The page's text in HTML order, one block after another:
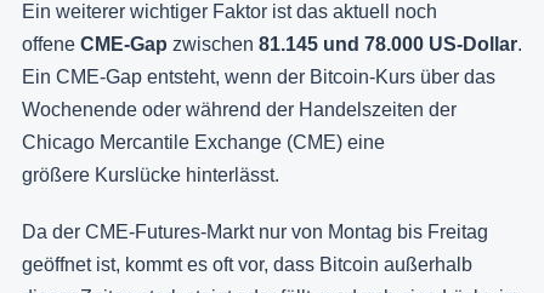
Ein weiterer wichtiger Faktor ist das aktuell noch
offene CME-Gap zwischen 81.145 und 78.000 US-Dollar.
Ein CME-Gap entsteht, wenn der Bitcoin-Kurs über das
Wochenende oder während der Handelszeiten der
Chicago Mercantile Exchange (CME) eine
größere Kurslücke hinterlässt.
Da der CME-Futures-Markt nur von Montag bis Freitag
geöffnet ist, kommt es oft vor, dass Bitcoin außerhalb